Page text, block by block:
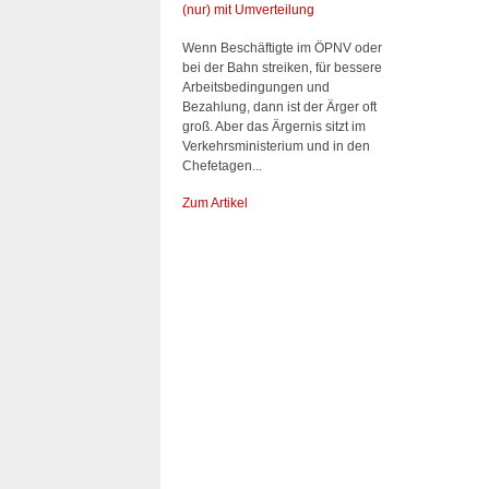
(nur) mit Umverteilung
Wenn Beschäftigte im ÖPNV oder
bei der Bahn streiken, für bessere
Arbeitsbedingungen und
Bezahlung, dann ist der Ärger oft
groß. Aber das Ärgernis sitzt im
Verkehrsministerium und in den
Chefetagen...
Zum Artikel